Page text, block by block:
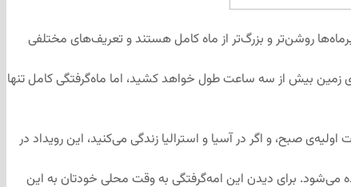
روشن‌تر و بزرگ‌تر از ماه کامل هستند و تعریف‌های مختلفی
نیز اتفاق خواهد افتاد. امشب، عبور ماه از سایه‌ی زمین بیش از سه ساعت طول خواهد کشید، اما ماه‌‌گرفتگی کامل تنها
صبح، و اگر در آسیا و استرالیا زندگی می‌کنید، این رویداد در
ماه‌گرفتگی کامل ساعت ۷:۱۱ صبح شروع شده و ۷:۲۶ دقیقه تمام خواهد شد. اما ماه‌گرفتگی جزئی از ساعت ۵:۴۵ صبح تا 8:52 دیده می‌شود. برای دیدن این امه‌گرفتگی به وقت محلی خودتان به این